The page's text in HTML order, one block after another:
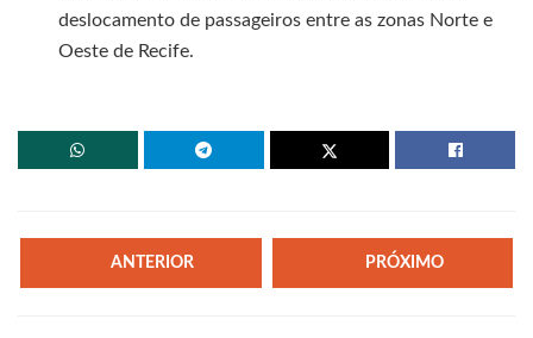
deslocamento de passageiros entre as zonas Norte e
Oeste de Recife.
ANTERIOR PRÓXIMO